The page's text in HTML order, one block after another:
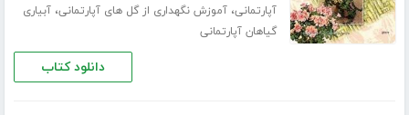
آپارتمانی،آموزش نگهداری از گل های آپارتمانی،آبیاری
گیاهان آپارتمانی
دانلود کتاب